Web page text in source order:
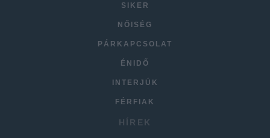
SIKER
NŐISÉG
PÁRKAPCSOLAT
ÉNIDŐ
INTERJÚK
FÉRFIAK
HÍREK